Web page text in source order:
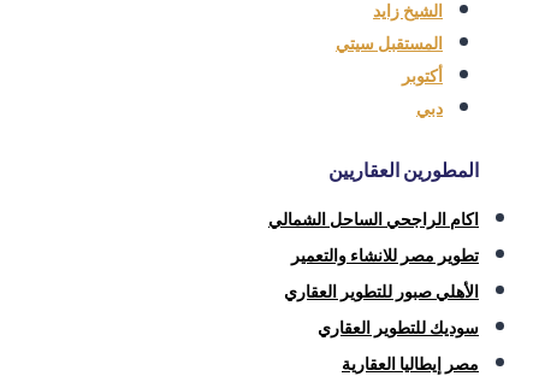
الشيخ زايد
المستقبل سيتي
أكتوبر
دبي
المطورين العقاريين
اكام الراجحي الساحل الشمالي
تطوير مصر للانشاء والتعمير
الأهلي صبور للتطوير العقاري
سوديك للتطوير العقاري
مصر إيطاليا العقارية